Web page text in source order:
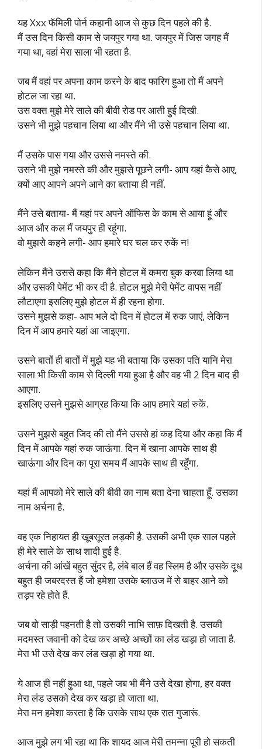
यह Xxx फॅमिली पोर्न कहानी आज से कुछ दिन पहले की है.
मैं उस दिन किसी काम से जयपुर गया था. जयपुर में जिस जगह मैं
गया था, वहां मेरा साला भी रहता है.
जब मैं वहां पर अपना काम करने के बाद फारिग हुआ तो मैं अपने
होटल जा रहा था.
उस वक्त मुझे मेरे साले की बीवी रोड पर आती हुई दिखी.
उसने भी मुझे पहचान लिया था और मैंने भी उसे पहचान लिया था.
मैं उसके पास गया और उससे नमस्ते की.
उसने भी मुझे नमस्ते की और मुझसे पूछने लगी- आप यहां कैसे आए,
क्यों आए आपने अपने आने का बताया ही नहीं.
मैंने उसे बताया- मैं यहां पर अपने ऑफिस के काम से आया हूं और
आज और कल मैं जयपुर ही रहूंगा.
वो मुझसे कहने लगी- आप हमारे घर चल कर रुकें न!
लेकिन मैंने उससे कहा कि मैंने होटल में कमरा बुक करवा लिया था
और उसकी पेमेंट भी कर दी है. होटल मुझे मेरी पेमेंट वापस नहीं
लौटाएगा इसलिए मुझे होटल में ही रहना होगा.
उसने मुझसे कहा- आप भले दो दिन में होटल में रुक जाएं, लेकिन
दिन में आप हमारे यहां आ जाइएगा.
उसने बातों ही बातों में मुझे यह भी बताया कि उसका पति यानि मेरा
साला भी किसी काम से दिल्ली गया हुआ है और वह भी 2 दिन बाद ही
आएगा.
इसलिए उसने मुझसे आग्रह किया कि आप हमारे यहां रुकें.
उसने मुझसे बहुत जिद की तो मैंने उससे हां कह दिया और कहा कि मैं
दिन में आपके यहां रुक जाऊंगा. दिन में खाना आपके साथ ही
खाऊंगा और दिन का पूरा समय मैं आपके साथ ही रहूँगा.
यहां मैं आपको मेरे साले की बीवी का नाम बता देना चाहता हूँ. उसका
नाम अर्चना है.
वह एक निहायत ही खूबसूरत लड़की है. उसकी अभी एक साल पहले
ही मेरे साले के साथ शादी हुई है.
अर्चना की आंखें बहुत सुंदर है, लंबे बाल हैं वह स्लिम है और उसके दूध
बहुत ही जबरदस्त हैं जो हमेशा उसके ब्लाउज में से बाहर आने को
तड़प रहे होते हैं.
जब वो साड़ी पहनती है तो उसकी नाभि साफ़ दिखती है. उसकी
मदमस्त जवानी को देख कर अच्छे अच्छों का लंड खड़ा हो जाता है.
मेरा भी उसे देख कर लंड खड़ा हो गया था.
ये आज ही नहीं हुआ था, पहले जब भी मैंने उसे देखा होगा, हर वक्त
मेरा लंड उसको देख कर खड़ा हो जाता था.
मेरा मन हमेशा करता है कि उसके साथ एक रात गुजारूं.
आज मुझे लग भी रहा था कि शायद आज मेरी तमन्ना पूरी हो सकती